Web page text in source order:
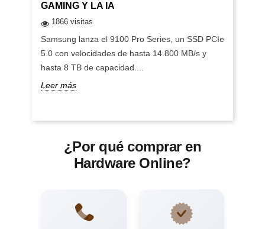
GAMING Y LA IA
1866 visitas
Samsung lanza el 9100 Pro Series, un SSD PCIe
5.0 con velocidades de hasta 14.800 MB/s y
hasta 8 TB de capacidad....
Leer más
¿Por qué comprar en
Hardware Online?